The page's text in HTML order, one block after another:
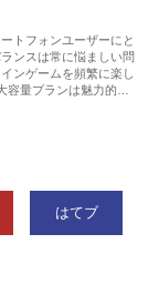
トフォンユーザーにと
ンスは常に悩ましい問
ンゲームを頻繁に楽し
容量プランは魅力的…
はてブ